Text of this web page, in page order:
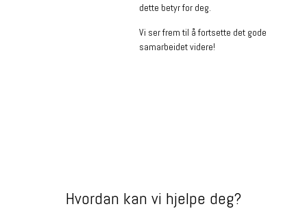
dette betyr for deg.
Vi ser frem til å fortsette det gode
samarbeidet videre!
Hvordan kan vi hjelpe deg?